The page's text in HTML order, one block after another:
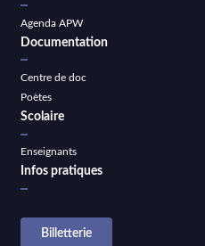
Agenda APW
Documentation
Centre de doc
Poètes
Scolaire
Enseignants
Infos pratiques
Billetterie